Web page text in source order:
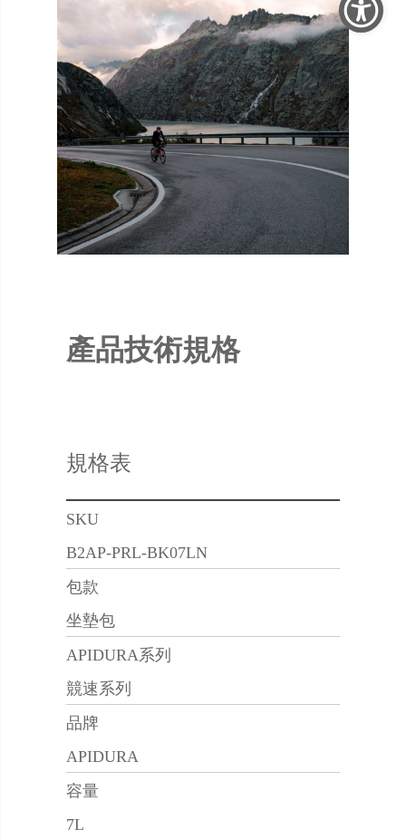
產品技術規格
規格表
SKU
B2AP-PRL-BK07LN
包款
坐墊包
APIDURA系列
競速系列
品牌
APIDURA
容量
7L